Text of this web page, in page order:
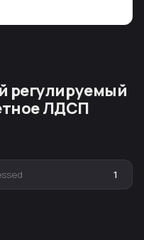
регулируемый
ЛДСП
1